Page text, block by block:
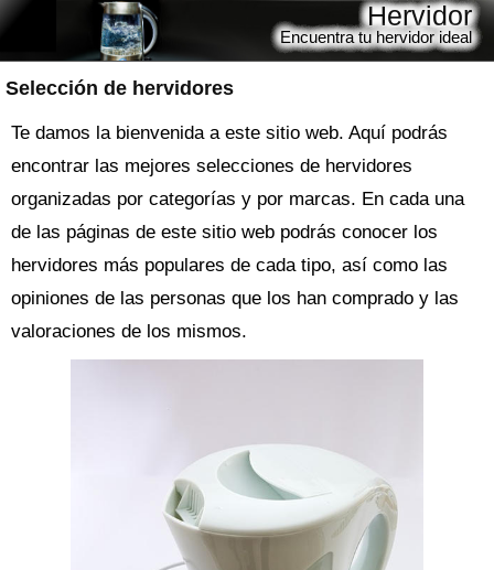
Selección de hervidores
Hervidor
Encuentra tu hervidor ideal
Te damos la bienvenida a este sitio web. Aquí podrás
encontrar las mejores selecciones de hervidores
organizadas por categorías y por marcas. En cada una
de las páginas de este sitio web podrás conocer los
hervidores más populares de cada tipo, así como las
opiniones de las personas que los han comprado y las
valoraciones de los mismos.